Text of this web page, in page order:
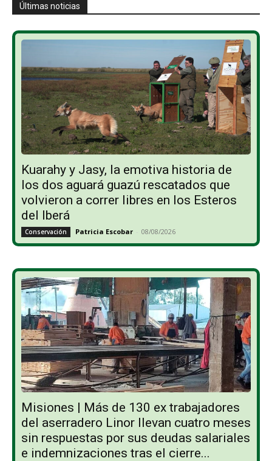
Últimas noticias
Kuarahy y Jasy, la emotiva historia de
los dos aguará guazú rescatados que
volvieron a correr libres en los Esteros
del Iberá
Conservación Patricia Escobar - 08/08/2026
Misiones | Más de 130 ex trabajadores
del aserradero Linor llevan cuatro meses
sin respuestas por sus deudas salariales
e indemnizaciones tras el cierre...